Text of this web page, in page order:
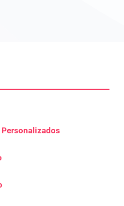
Personalizados